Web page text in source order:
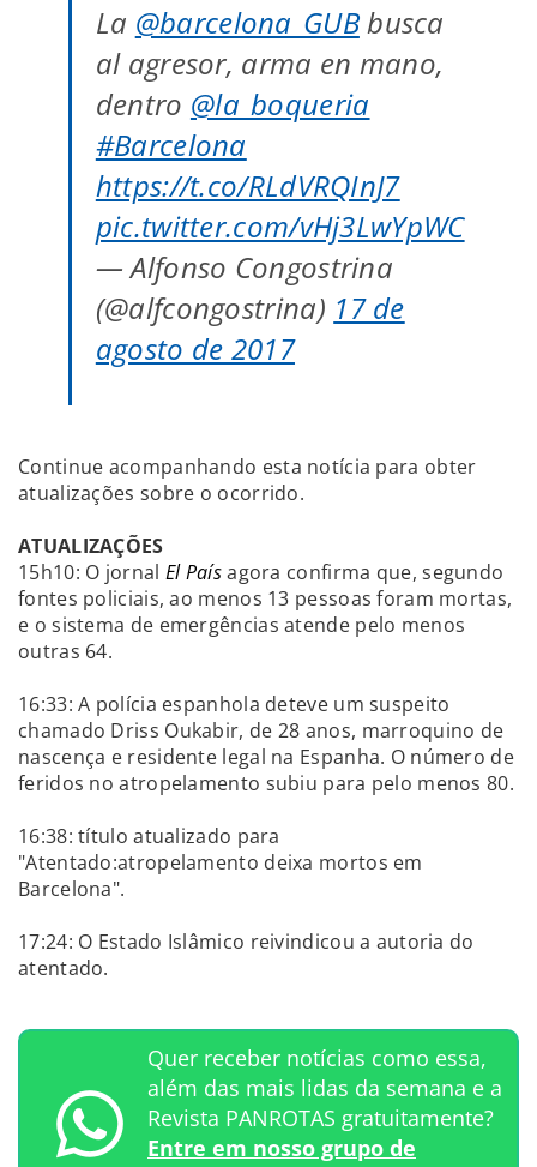
La @barcelona_GUBbusca
al agresor, arma en mano,
dentro @la_boqueria
#Barcelona
https://t.co/RLdVRQInJ7
pic.twitter.com/vHj3LwYpWC
— Alfonso Congostrina
(@alfcongostrina) 17 de
agosto de 2017
Continue acompanhando esta notícia para obter
atualizações sobre o ocorrido.
ATUALIZAÇÕES
15h10: O jornal El Paísagora confirma que, segundo
fontes policiais, ao menos 13 pessoas foram mortas,
e o sistema de emergências atende pelo menos
outras 64.
16:33: A polícia espanhola deteve um suspeito
chamado Driss Oukabir, de 28 anos, marroquino de
nascença e residente legal na Espanha. O número de
feridos no atropelamento subiu para pelo menos 80.
16:38: título atualizado para
"Atentado:atropelamento deixa mortos em
Barcelona".
17:24: O Estado Islâmico reivindicou a autoria do
atentado.
Quer receber notícias como essa,
além das mais lidas da semana e a
Revista PANROTAS gratuitamente?
Entre em nosso grupo de